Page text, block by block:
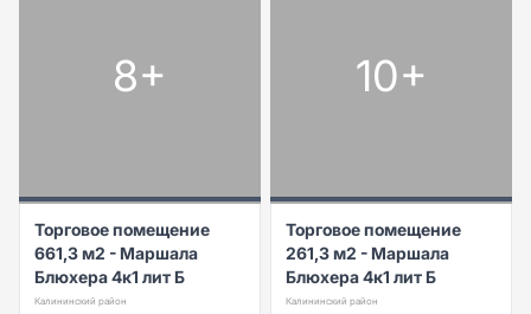
8+
Торговое помещение
661,3 м2 - Маршала
Блюхера 4к1 лит Б
Калининский район
10+
Торговое помещение
261,3 м2 - Маршала
Блюхера 4к1 лит Б
Калининский район